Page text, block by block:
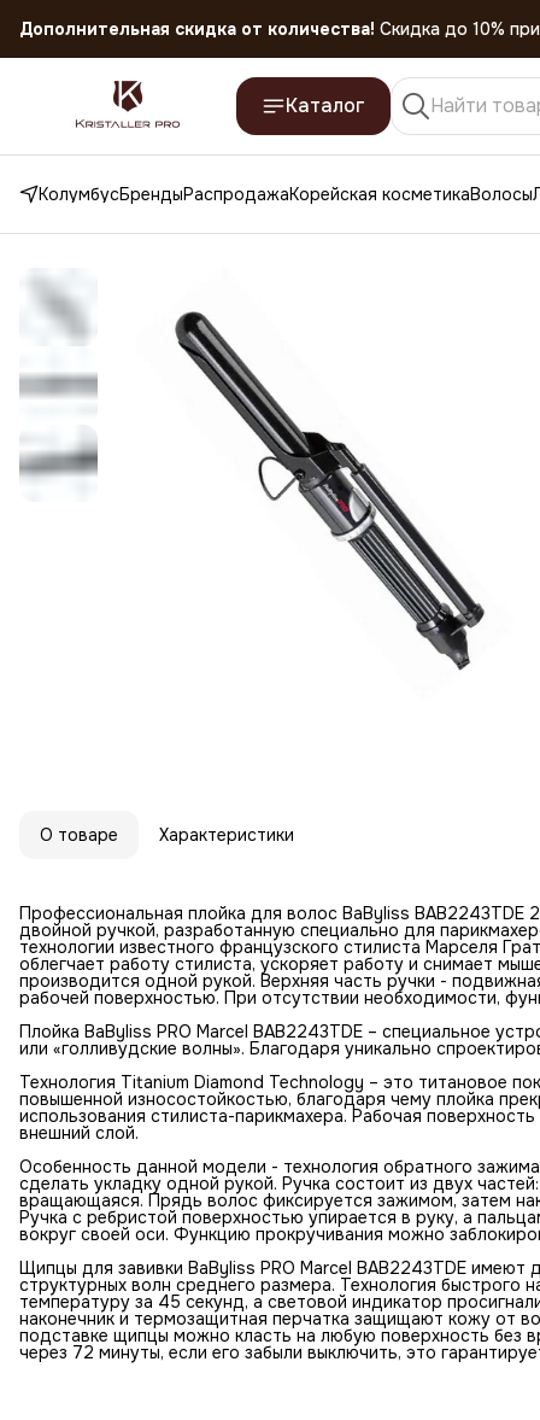
Дополнительная скидка от количества! Скидка до 10%
Скидка 45% на все товары до 31.07.2026
Каталог
КолумбусБрендыРаспродажаКорейская косметикаВолосы
О товаре Характеристики
Профессиональная плойка для волос BaByliss BAB2243TDE
двойной ручкой, разработанную специально для
технологии известного французского стилиста Марселя
облегчает работу стилиста, ускоряет работу и снимает
производится одной рукой. Верхняя часть ручки -
рабочей поверхностью. При отсутствии необходимости,
Плойка BaByliss PRO Marcel BAB2243TDE – специальное
или «голливудские волны». Благодаря уникально
Технология Titanium Diamond Technology – это титановое
повышенной износостойкостью, благодаря чему плойка
использования стилиста-парикмахера. Рабочая
внешний слой.
Особенность данной модели - технология обратного
сделать укладку одной рукой. Ручка состоит из двух
вращающаяся. Прядь волос фиксируется зажимом, затем
Ручка с ребристой поверхностью упирается в руку, а
вокруг своей оси. Функцию прокручивания можно
Щипцы для завивки BaByliss PRO Marcel BAB2243TDE
структурных волн среднего размера. Технология быстрого
температуру за 45 секунд, а световой индикатор
наконечник и термозащитная перчатка защищают кожу от
подставке щипцы можно класть на любую поверхность без
через 72 минуты, если его забыли выключить, это